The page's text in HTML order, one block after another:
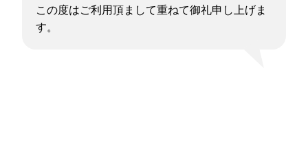
この度はご利用頂まして重ねて御礼申し上げま
す。